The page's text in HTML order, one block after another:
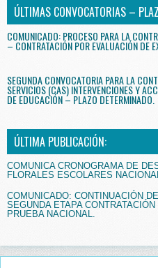
ÚLTIMAS CONVOCATORIAS –
COMUNICADO: PROCESO PARA LA
– CONTRATACIÓN POR EVALUACIÓN DE
SEGUNDA CONVOCATORIA PARA LA
SERVICIOS (CAS) INTERVENCIONES Y
DE EDUCACIÓN – PLAZO DETERMINADO.
ÚLTIMA PUBLICACIÓN:
COMUNICA CRONOGRAMA DE
FLORALES ESCOLARES
COMUNICADO: CONTINUACIÓN
SEGUNDA ETAPA
PRUEBA NACIONAL.